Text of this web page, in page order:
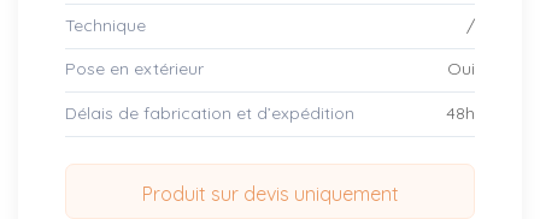
Technique /
Pose en extérieur Oui
Délais de fabrication et d’expédition 48h
Produit sur devis uniquement